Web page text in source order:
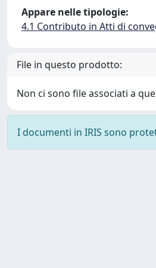
Appare nelle tipologie:
4.1 Contributo in Atti di
File in questo prodotto:
Non ci sono file associati a
I documenti in IRIS sono